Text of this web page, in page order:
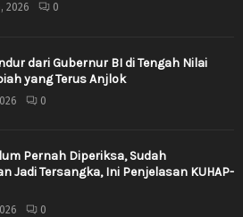
2026 0
dari Gubernur BI di Tengah Nilai
yang Terus Anjlok
0
Pernah Diperiksa, Sudah
Jadi Tersangka, Ini Penjelasan KUHAP-
0